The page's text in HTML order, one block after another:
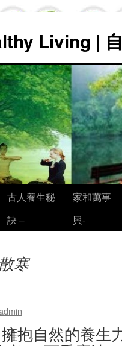
Living |
古人養生秘
訣 –
家和萬事
興-
寒
抱自然的養生